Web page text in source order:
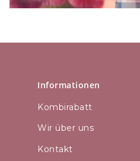
Informationen
Kombirabatt
Wir über uns
Kontakt